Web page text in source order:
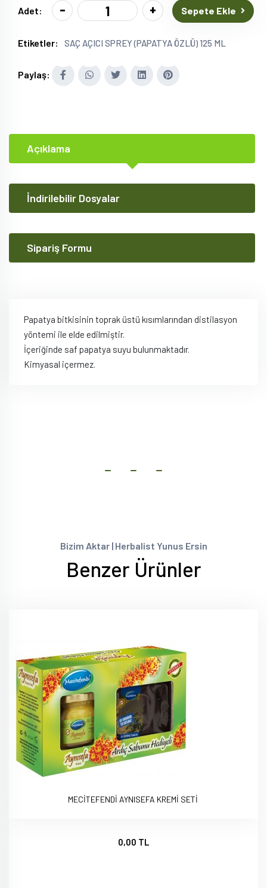
Adet: - + Sepete Ekle
Etiketler: SAÇ AÇICI SPREY (PAPATYA ÖZLÜ) 125 ML
Paylaş:
Açıklama
İndirilebilir Dosyalar
Sipariş Formu
Papatya bitkisinin toprak üstü kısımlarından distilasyon
yöntemi ile elde edilmiştir.
İçeriğinde saf papatya suyu bulunmaktadır.
Kimyasal içermez.
Bizim Aktar | Herbalist Yunus Ersin
Benzer Ürünler
MECİTEFENDİ AYNISEFA KREMİ SETİ
0,00 TL